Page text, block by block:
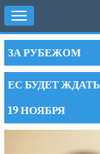
Toggle
navigation
ЗА РУБЕЖОМ
ЕС БУДЕТ
19 НОЯБРЯ